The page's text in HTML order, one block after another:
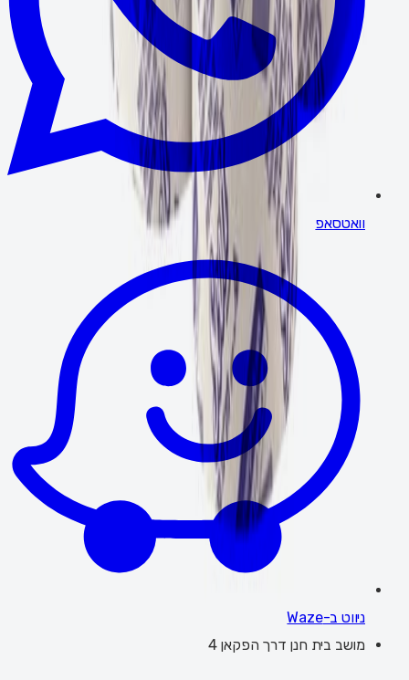
וואטסאפ
ניווט ב-Waze
מושב בית חנן דרך הפקאן 4